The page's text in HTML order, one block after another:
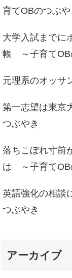
育てOBのつぶや
大学入試までに
帳 ～子育てOB
元理系のオッサ
第一志望は東
つぶやき
落ちこぼれ寸前
は ～子育てOB
英語強化の相
つぶやき
アーカイブ